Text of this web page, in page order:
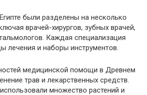
были разделены на несколько
врачей-хирургов, зубных врачей,
Каждая специализация
лечения и наборы инструментов.
медицинской помощи в Древнем
трав и лекарственных средств.
множество растений и